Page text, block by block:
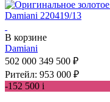
В корзине
Damiani
502 000 349 500 ₽
Ритейл: 953 000 ₽
-152 500 i